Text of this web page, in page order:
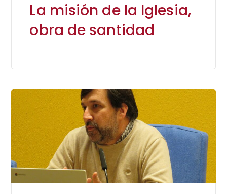
La misión de la Iglesia,
obra de santidad